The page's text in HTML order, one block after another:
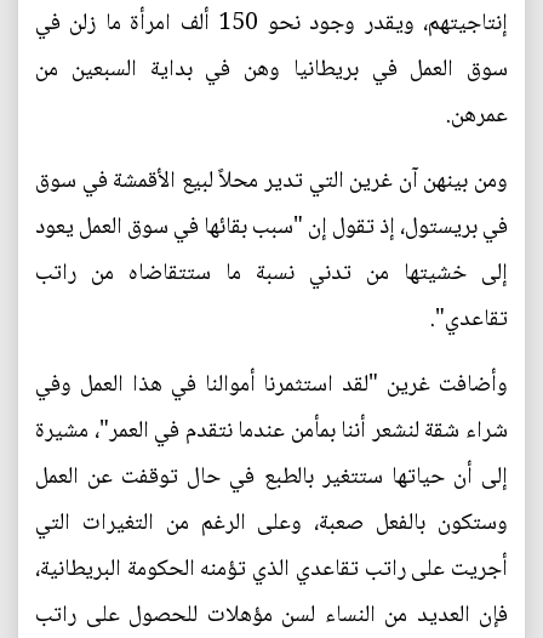
إنتاجيتهم، ويقدر وجود نحو 150 ألف امرأة ما زلن في
سوق العمل في بريطانيا وهن في بداية السبعين من
عمرهن.
ومن بينهن آن غرين التي تدير محلاً لبيع الأقمشة في سوق
في بريستول، إذ تقول إن "سبب بقائها في سوق العمل يعود
إلى خشيتها من تدني نسبة ما ستتقاضاه من راتب
تقاعدي".
وأضافت غرين "لقد استثمرنا أموالنا في هذا العمل وفي
شراء شقة لنشعر أننا بمأمن عندما نتقدم في العمر"، مشيرة
إلى أن حياتها ستتغير بالطبع في حال توقفت عن العمل
وستكون بالفعل صعبة، وعلى الرغم من التغيرات التي
أجريت على راتب تقاعدي الذي تؤمنه الحكومة البريطانية،
فإن العديد من النساء لسن مؤهلات للحصول على راتب